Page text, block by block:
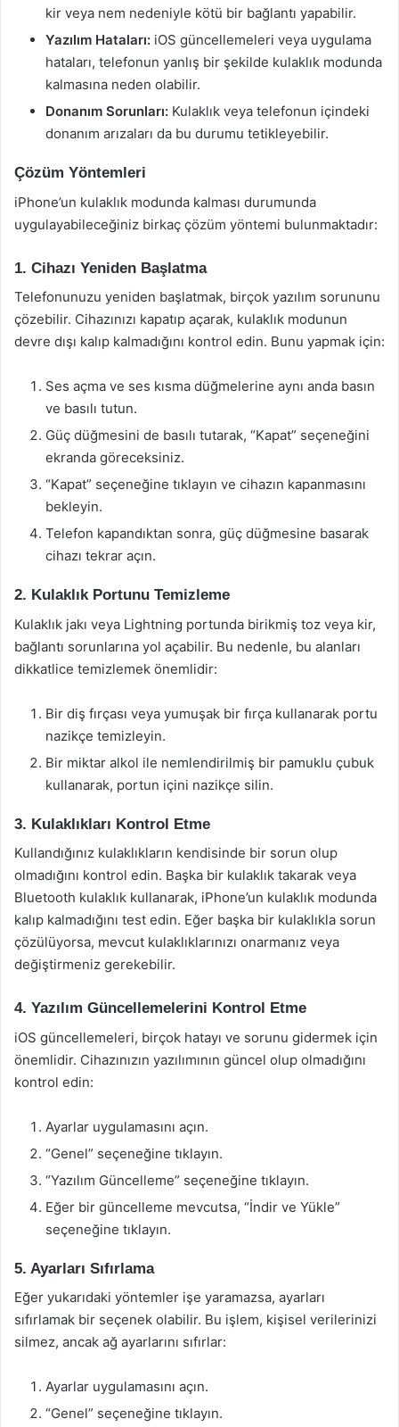
kir veya nem nedeniyle kötü bir bağlantı yapabilir.
Yazılım Hataları: iOS güncellemeleri veya uygulama
hataları, telefonun yanlış bir şekilde kulaklık modunda
kalmasına neden olabilir.
Donanım Sorunları: Kulaklık veya telefonun içindeki
donanım arızaları da bu durumu tetikleyebilir.
Çözüm Yöntemleri
iPhone’un kulaklık modunda kalması durumunda
uygulayabileceğiniz birkaç çözüm yöntemi bulunmaktadır:
1. Cihazı Yeniden Başlatma
Telefonunuzu yeniden başlatmak, birçok yazılım sorununu
çözebilir. Cihazınızı kapatıp açarak, kulaklık modunun
devre dışı kalıp kalmadığını kontrol edin. Bunu yapmak için:
Ses açma ve ses kısma düğmelerine aynı anda basın
ve basılı tutun.
Güç düğmesini de basılı tutarak, “Kapat” seçeneğini
ekranda göreceksiniz.
“Kapat” seçeneğine tıklayın ve cihazın kapanmasını
bekleyin.
Telefon kapandıktan sonra, güç düğmesine basarak
cihazı tekrar açın.
2. Kulaklık Portunu Temizleme
Kulaklık jakı veya Lightning portunda birikmiş toz veya kir,
bağlantı sorunlarına yol açabilir. Bu nedenle, bu alanları
dikkatlice temizlemek önemlidir:
Bir diş fırçası veya yumuşak bir fırça kullanarak portu
nazikçe temizleyin.
Bir miktar alkol ile nemlendirilmiş bir pamuklu çubuk
kullanarak, portun içini nazikçe silin.
3. Kulaklıkları Kontrol Etme
Kullandığınız kulaklıkların kendisinde bir sorun olup
olmadığını kontrol edin. Başka bir kulaklık takarak veya
Bluetooth kulaklık kullanarak, iPhone’un kulaklık modunda
kalıp kalmadığını test edin. Eğer başka bir kulaklıkla sorun
çözülüyorsa, mevcut kulaklıklarınızı onarmanız veya
değiştirmeniz gerekebilir.
4. Yazılım Güncellemelerini Kontrol Etme
iOS güncellemeleri, birçok hatayı ve sorunu gidermek için
önemlidir. Cihazınızın yazılımının güncel olup olmadığını
kontrol edin:
Ayarlar uygulamasını açın.
“Genel” seçeneğine tıklayın.
“Yazılım Güncelleme” seçeneğine tıklayın.
Eğer bir güncelleme mevcutsa, “İndir ve Yükle”
seçeneğine tıklayın.
5. Ayarları Sıfırlama
Eğer yukarıdaki yöntemler işe yaramazsa, ayarları
sıfırlamak bir seçenek olabilir. Bu işlem, kişisel verilerinizi
silmez, ancak ağ ayarlarını sıfırlar:
Ayarlar uygulamasını açın.
“Genel” seçeneğine tıklayın.